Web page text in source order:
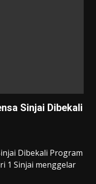
Sinjai Dibekali
Dibekali Program
1 Sinjai menggelar